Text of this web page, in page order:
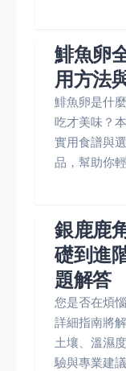
鯡魚卵
用方法
鯡魚卵是什
吃才美味？
實用食譜與
品，幫助你
銀鹿鹿
礎到進
題解答
您是否在煩
詳細指南將
土壤、溫濕
驗與專業建